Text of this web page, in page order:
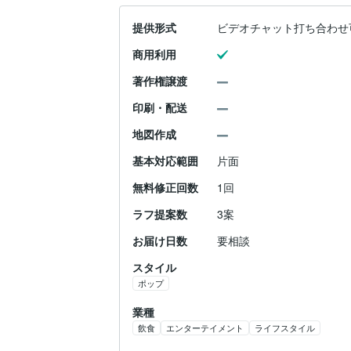
提供形式
ビデオチャット打ち合わ
商用利用
著作権譲渡
印刷・配送
地図作成
基本対応範囲
片面
無料修正回数
1回
ラフ提案数
3案
お届け日数
要相談
スタイル
ポップ
業種
飲食 エンターテイメント ライフスタイル